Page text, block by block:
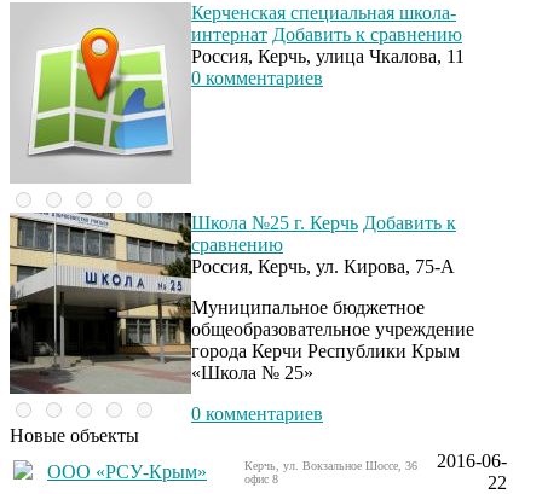
Керченская специальная школа-
интернат Добавить к сравнению
Россия, Керчь, улица Чкалова, 11
0 комментариев
Школа №25 г. Керчь Добавить к
сравнению
Россия, Керчь, ул. Кирова, 75-А
Муниципальное бюджетное
общеобразовательное учреждение
города Керчи Республики Крым
«Школа № 25»
0 комментариев
Новые объекты
ООО «РСУ-Крым»
Керчь, ул. Вокзальное Шоссе, 36
офис 8
2016-06-
22